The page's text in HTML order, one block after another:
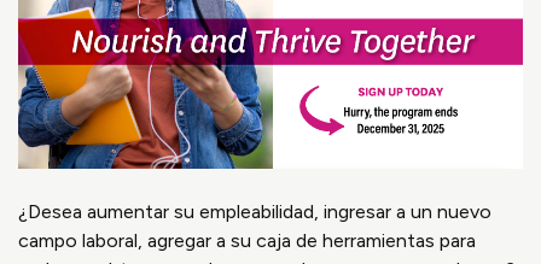
¿Desea aumentar su empleabilidad, ingresar a un nuevo
campo laboral, agregar a su caja de herramientas para